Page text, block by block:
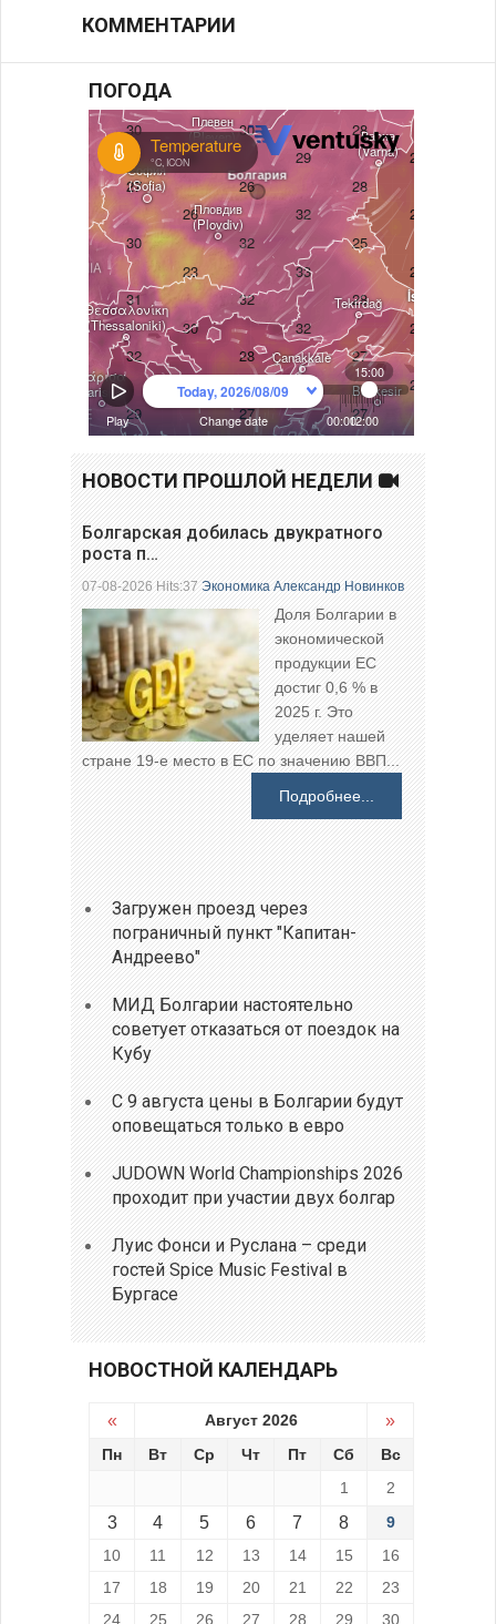
КОММЕНТАРИИ
ПОГОДА
НОВОСТИ ПРОШЛОЙ НЕДЕЛИ
Болгарская добилась двукратного
роста п…
07-08-2026 Hits:37Экономика Александр Новинков
Доля Болгарии в
экономической
продукции ЕС
достиг 0,6 % в
2025 г. Это
уделяет нашей
стране 19-е место в ЕС по значению ВВП...
Подробнее...
Загружен проезд через
пограничный пункт "Капитан-
Андреево"
МИД Болгарии настоятельно
советует отказаться от поездок на
Кубу
С 9 августа цены в Болгарии будут
оповещаться только в евро
JUDOWN World Championships 2026
проходит при участии двух болгар
Луис Фонси и Руслана – среди
гостей Spice Music Festival в
Бургасе
НОВОСТНОЙ КАЛЕНДАРЬ
« Август 2026 »
Пн Вт Ср Чт Пт Сб
Вс
1
2
3 4 5 6 7 8
9
10
11 12 13 14 15
16
17
18 19 20 21 22
23
24
25 26 27 28 29 30